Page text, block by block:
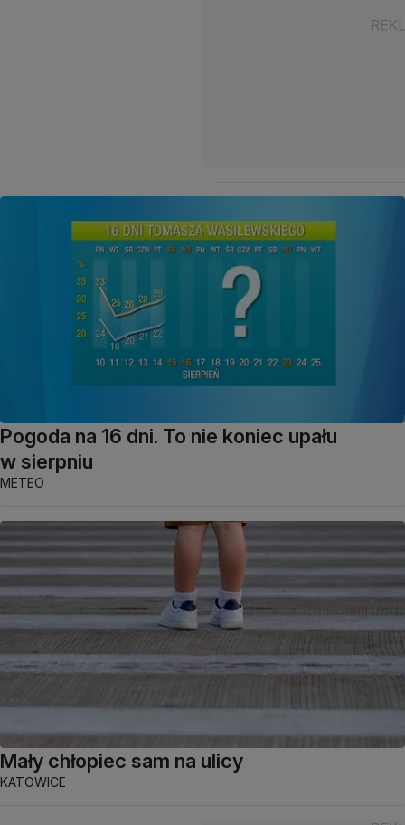
Pogoda na 16 dni. To nie koniec upału
w sierpniu
METEO
Mały chłopiec sam na ulicy
KATOWICE